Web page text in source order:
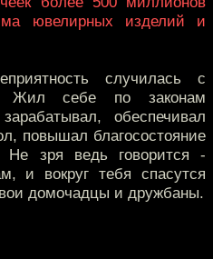
ювелирных изделий и
случилась с
Жил себе по законам
обеспечивал
повышал благосостояние
зря ведь говорится -
и вокруг тебя спасутся
домочадцы и дружбаны.